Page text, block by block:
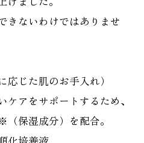
きないわけではありませ
じた肌のお手入れ）
アをサポートするため、
保湿成分）を配合。